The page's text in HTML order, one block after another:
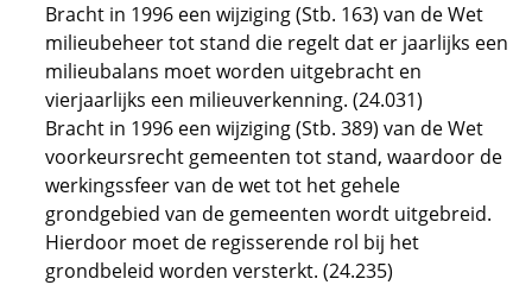
Bracht in 1996 een wijziging (Stb. 163) van de Wet
milieubeheer tot stand die regelt dat er jaarlijks een
milieubalans moet worden uitgebracht en
vierjaarlijks een milieuverkenning. (24.031)
Bracht in 1996 een wijziging (Stb. 389) van de Wet
voorkeursrecht gemeenten tot stand, waardoor de
werkingssfeer van de wet tot het gehele
grondgebied van de gemeenten wordt uitgebreid.
Hierdoor moet de regisserende rol bij het
grondbeleid worden versterkt. (24.235)